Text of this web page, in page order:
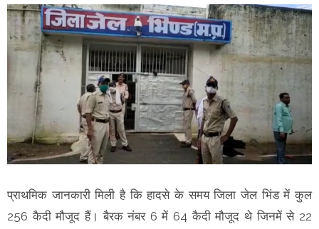
प्राथमिक जानकारी मिली है कि हादसे के समय जिला जेल भिंड में कुल
256 कैदी मौजूद हैं। बैरक नंबर 6 में 64 कैदी मौजूद थे जिनमें से 22